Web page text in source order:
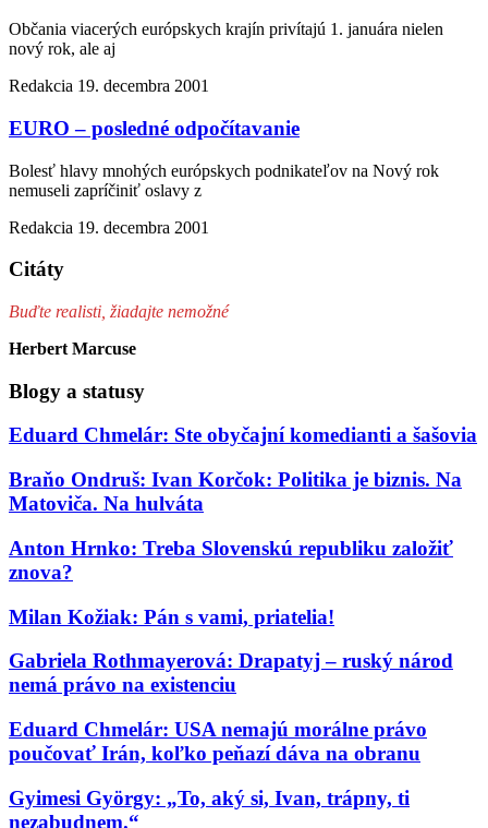
Občania viacerých európskych krajín privítajú 1. januára nielen
nový rok, ale aj
Redakcia 19. decembra 2001
EURO – posledné odpočítavanie
Bolesť hlavy mnohých európskych podnikateľov na Nový rok
nemuseli zapríčiniť oslavy z
Redakcia 19. decembra 2001
Citáty
Buďte realisti, žiadajte nemožné
Herbert Marcuse
Blogy a statusy
Eduard Chmelár: Ste obyčajní komedianti a šašovia
Braňo Ondruš: Ivan Korčok: Politika je biznis. Na
Matoviča. Na hulváta
Anton Hrnko: Treba Slovenskú republiku založiť
znova?
Milan Kožiak: Pán s vami, priatelia!
Gabriela Rothmayerová: Drapatyj – ruský národ
nemá právo na existenciu
Eduard Chmelár: USA nemajú morálne právo
poučovať Irán, koľko peňazí dáva na obranu
Gyimesi György: „To, aký si, Ivan, trápny, ti
nezabudnem.“